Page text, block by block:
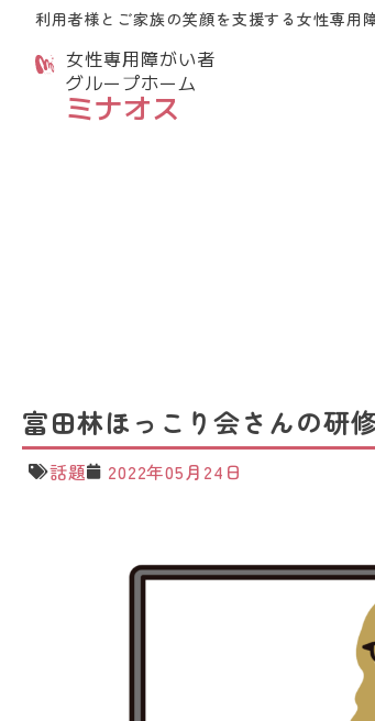
利用者様とご家族の笑顔を支援する女性専用
女性専用障がい者
グループホーム
ミナオス
富田林ほっこり会さんの研
話題 2022年05月24日